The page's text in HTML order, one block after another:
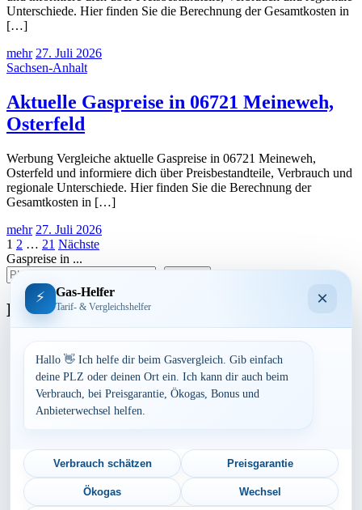
Unterschiede. Hier finden Sie die Berechnung der Gesamtkosten in
[…]
mehr 27. Juli 2026
Sachsen-Anhalt
Aktuelle Gaspreise in 06721 Meineweh,
Osterfeld
Werbung Vergleiche aktuelle Gaspreise in 06721 Meineweh,
Osterfeld und informiere dich über Preisbestandteile, Verbrauch und
regionale Unterschiede. Hier finden Sie die Berechnung der
Gesamtkosten in […]
mehr 27. Juli 2026
Seitennummerierung
der
Beiträge
1 2 … 21 Nächste
Gaspreise in ...
Bundesland
Bayern
Berlin
Brandenburg
Hamburg
Mecklenburg-Vorpommern
Niedersachsen
Nordrhein-Westfalen
Rheinland-Pfalz
Saarland
⚡ Gas-Helfer
Tarif- & Vergleichshelfer ×
Hallo 👋 Ich helfe dir beim Gasvergleich. Gib einfach
deine PLZ oder deinen Ort ein. Ich kann dir auch beim
Verbrauch, bei Preisgarantie, Ökogas, Bonus und
Anbieterwechsel helfen.
Verbrauch schätzen Preisgarantie
Ökogas Wechsel